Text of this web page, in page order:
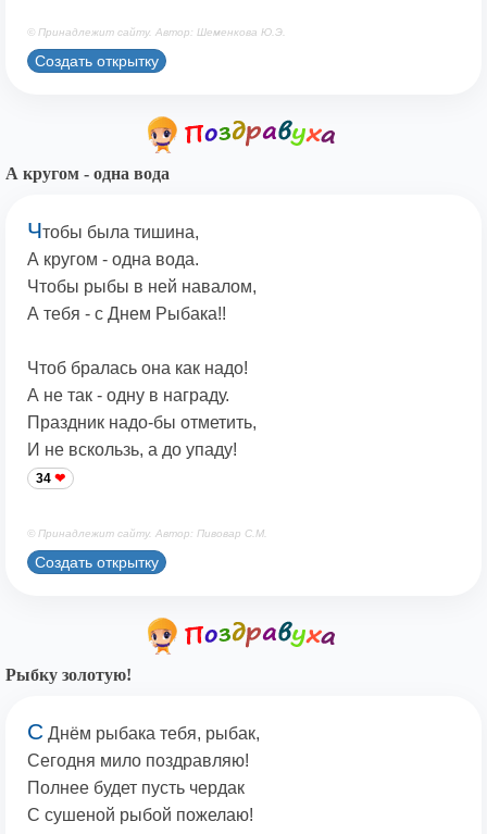
© Принадлежит сайту. Автор: Шеменкова Ю.Э.
Создать открытку
А кругом - одна вода
Чтобы была тишина,
А кругом - одна вода.
Чтобы рыбы в ней навалом,
А тебя - с Днем Рыбака!!
Чтоб бралась она как надо!
А не так - одну в награду.
Праздник надо-бы отметить,
И не вскользь, а до упаду!
34
© Принадлежит сайту. Автор: Пивовар С.М.
Создать открытку
Рыбку золотую!
С Днём рыбака тебя, рыбак,
Сегодня мило поздравляю!
Полнее будет пусть чердак
С сушеной рыбой пожелаю!